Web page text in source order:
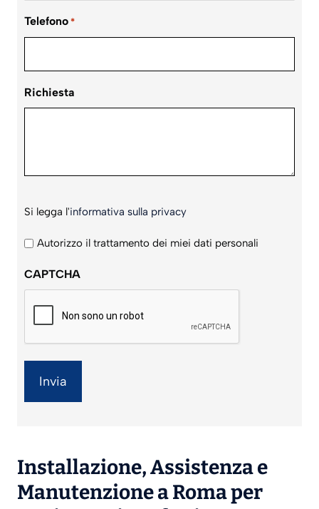
Telefono *
Richiesta
legga
l'informativa
privacy
Si legga l'informativa sulla privacy
Autorizzo il trattamento dei miei dati personali
CAPTCHA
Installazione,Assistenzae
Manutenzionea Roma per